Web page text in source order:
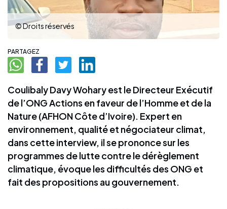
© Droits réservés
PARTAGEZ
Coulibaly Davy Wohary est le Directeur Exécutif
de l’ONG Actions en faveur de l’Homme et de la
Nature (AFHON Côte d’Ivoire). Expert en
environnement, qualité et négociateur climat,
dans cette interview, il se prononce sur les
programmes de lutte contre le dérèglement
climatique, évoque les difficultés des ONG et
fait des propositions au gouvernement.